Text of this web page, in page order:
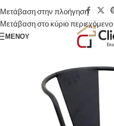
Μετάβαση στην πλοήγηση
Μετάβαση στο κύριο περιεχόμενο
ΜΕΝΟΎ